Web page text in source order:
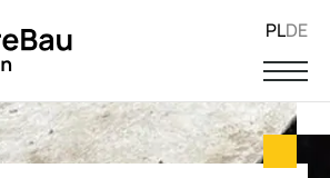
PLDE